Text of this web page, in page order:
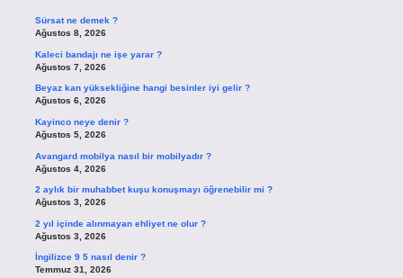
Sürsat ne demek ?
Ağustos 8, 2026
Kaleci bandajı ne işe yarar ?
Ağustos 7, 2026
Beyaz kan yüksekliğine hangi besinler iyi gelir ?
Ağustos 6, 2026
Kayinco neye denir ?
Ağustos 5, 2026
Avangard mobilya nasıl bir mobilyadır ?
Ağustos 4, 2026
2 aylık bir muhabbet kuşu konuşmayı öğrenebilir mi ?
Ağustos 3, 2026
2 yıl içinde alınmayan ehliyet ne olur ?
Ağustos 3, 2026
İngilizce 9 5 nasıl denir ?
Temmuz 31, 2026